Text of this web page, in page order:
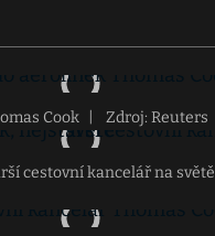
Cook Zdroj: Reuters
cestovní kancelář na světě